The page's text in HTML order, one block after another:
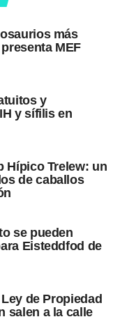
más
MEF
y
y sífilis en
Hípico Trelew: un
de caballos
se pueden
Eisteddfod de
de Propiedad
salen a la calle